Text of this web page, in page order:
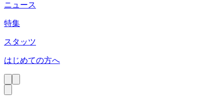
ニュース
特集
スタッツ
はじめての方へ